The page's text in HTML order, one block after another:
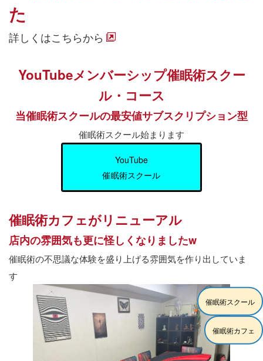
た
詳しくはこちらから
YouTubeメンバーシップ催眠術スクー
ル・コース
当催眠術スクールの最安値サブスクリプション型
催眠術スクール始まります
YouTube
催眠術スクール
催眠術カフェがリニューアル
店内の雰囲気も更に怪しくなりましたw
催眠術の不思議な体験を盛り上げる雰囲気を作り出していま
す
催眠術スクール
催眠術カフェ